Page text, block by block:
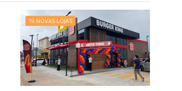
19 NOVAS LOJAS